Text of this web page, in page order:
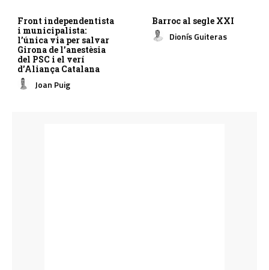
Front independentista
i municipalista:
l’única via per salvar
Girona de l’anestèsia
del PSC i el verí
d’Aliança Catalana
Joan Puig
Barroc al segle XXI
Dionís Guiteras